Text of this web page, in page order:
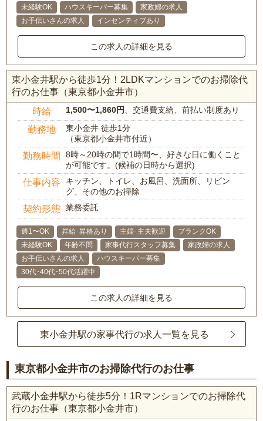
未経験OK
ハウスキーパー募集
家政婦の求人
お手伝いさんの求人
インセンティブあり
この求人の詳細を見る
東小金井駅から徒歩1分！2LDKマンションでのお掃除代
行のお仕事（東京都小金井市）
時給 1,500〜1,860円、交通費支給、前払い制度あり
勤務地
東小金井 徒歩1分
（東京都小金井市付近）
勤務時間
8時～20時の間で1時間〜、好きな日に働くこと
が可能です。(候補の日時から選択)
仕事内容
キッチン、トイレ、お風呂、洗面所、リビン
グ、その他のお掃除
契約形態 業務委託
週1〜OK 昇給･昇格あり 主婦･主夫歓迎
ブランクOK
未経験OK
年齢不問 家事代行スタッフ募集
家政婦の求人
お手伝いさんの求人
ハウスキーパー募集
30代･40代･50代活躍中
この求人の詳細を見る
東小金井駅の家事代行の求人一覧を見る
東京都小金井市のお掃除代行のお仕事
武蔵小金井駅から徒歩5分！1Rマンションでのお掃除代
行のお仕事（東京都小金井市）